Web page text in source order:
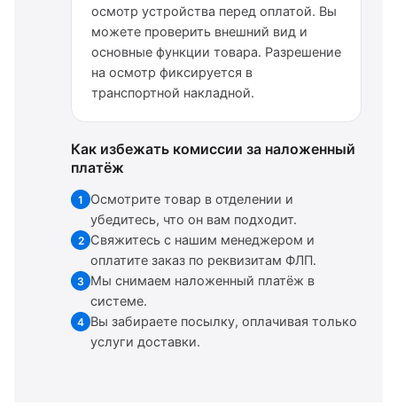
осмотр устройства перед оплатой. Вы
можете проверить внешний вид и
основные функции товара. Разрешение
на осмотр фиксируется в
транспортной накладной.
Как избежать комиссии за наложенный
платёж
1
Осмотрите товар в отделении и
убедитесь, что он вам подходит.
2 Свяжитесь с нашим менеджером и
оплатите заказ по реквизитам ФЛП.
3 Мы снимаем наложенный платёж в
системе.
4 Вы забираете посылку, оплачивая только
услуги доставки.